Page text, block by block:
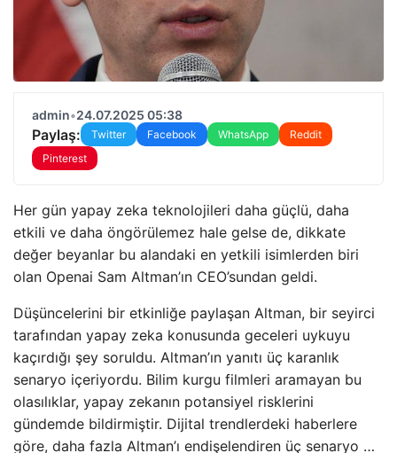
admin•24.07.2025 05:38
Paylaş: Twitter Facebook WhatsApp
Reddit
Pinterest
Her gün yapay zeka teknolojileri daha güçlü, daha
etkili ve daha öngörülemez hale gelse de, dikkate
değer beyanlar bu alandaki en yetkili isimlerden biri
olan Openai Sam Altman’ın CEO’sundan geldi.
Düşüncelerini bir etkinliğe paylaşan Altman, bir seyirci
tarafından yapay zeka konusunda geceleri uykuyu
kaçırdığı şey soruldu. Altman’ın yanıtı üç karanlık
senaryo içeriyordu. Bilim kurgu filmleri aramayan bu
olasılıklar, yapay zekanın potansiyel risklerini
gündemde bildirmiştir. Dijital trendlerdeki haberlere
göre, daha fazla Altman’ı endişelendiren üç senaryo …